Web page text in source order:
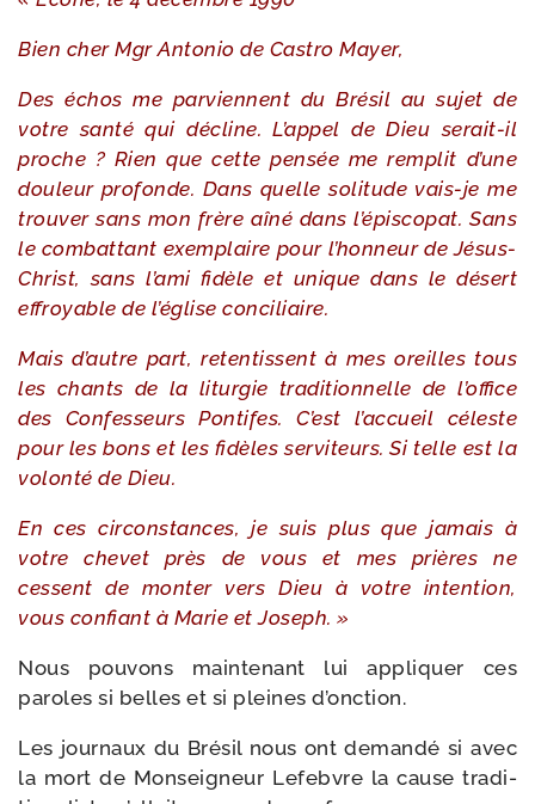
Bien cher Mgr Antonio de Castro Mayer,
Des échos me par­viennent du Brésil au sujet de
votre san­té qui décline. L’appel de Dieu serait-​il
proche ? Rien que cette pen­sée me rem­plit d’une
dou­leur pro­fonde. Dans quelle soli­tude vais-​je me
trou­ver sans mon frère aîné dans l’épiscopat. Sans
le com­bat­tant exem­plaire pour l’honneur de Jésus-​
Christ, sans l’ami fidèle et unique dans le désert
effroyable de l’église conciliaire.
Mais d’autre part, reten­tissent à mes oreilles tous
les chants de la litur­gie tra­di­tion­nelle de l’office
des Confesseurs Pontifes. C’est l’accueil céleste
pour les bons et les fidèles ser­vi­teurs. Si telle est la
volon­té de Dieu.
En ces cir­cons­tances, je suis plus que jamais à
votre che­vet près de vous et mes prières ne
cessent de mon­ter vers Dieu à votre inten­tion,
vous confiant à Marie et Joseph. »
Nous pou­vons main­te­nant lui appli­quer ces
paroles si belles et si pleines d’onction.
Les jour­naux du Brésil nous ont deman­dé si avec
la mort de Monseigneur Lefebvre la cause tra­di­